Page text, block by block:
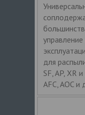
для
SF, AP, XR
AFC, AOC и